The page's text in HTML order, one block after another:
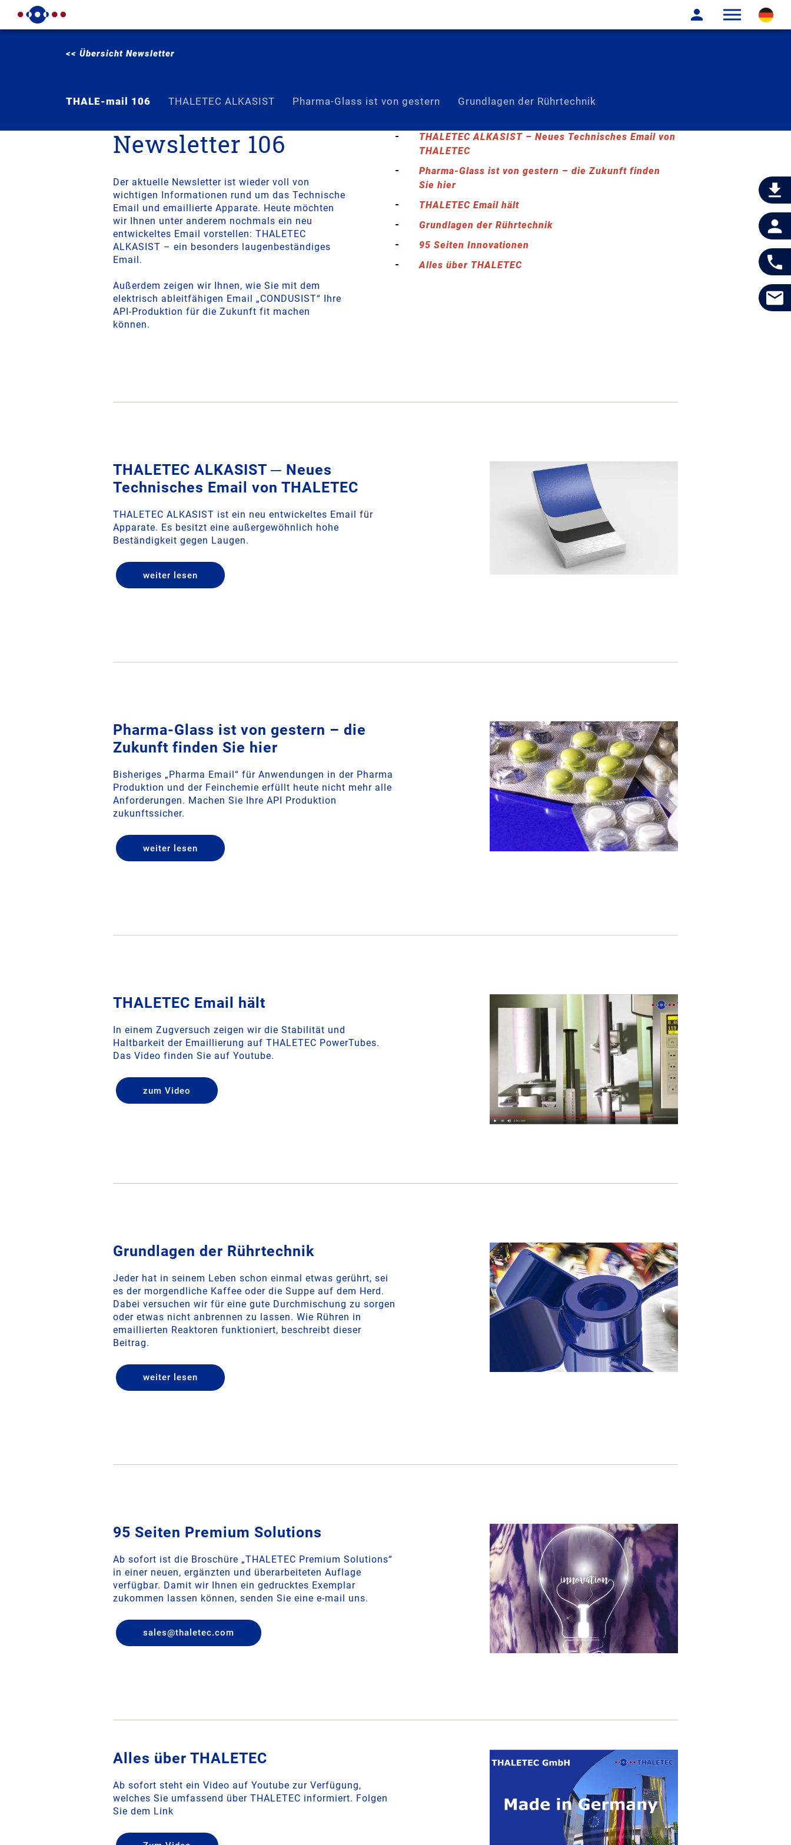
<< Übersicht Newsletter
THALE-mail 106 THALETEC ALKASIST Pharma-Glass ist von gestern Grundlagen der Rührtechnik
Newsletter 106
Der aktuelle Newsletter ist wieder voll von
wichtigen Informationen rund um das Technische
Email und emaillierte Apparate. Heute möchten
wir Ihnen unter anderem nochmals ein neu
entwickeltes Email vorstellen: THALETEC
ALKASIST – ein besonders laugenbeständiges
Email.
Außerdem zeigen wir Ihnen, wie Sie mit dem
elektrisch ableitfähigen Email „CONDUSIST“ Ihre
API-Produktion für die Zukunft fit machen
können.
THALETEC ALKASIST – Neues Technisches Email von
THALETEC
Pharma-Glass ist von gestern – die Zukunft finden
Sie hier
THALETEC Email hält
Grundlagen der Rührtechnik
95 Seiten Innovationen
Alles über THALETEC
THALETEC ALKASIST ─ Neues
Technisches Email von THALETEC
THALETEC ALKASIST ist ein neu entwickeltes Email für
Apparate. Es besitzt eine außergewöhnlich hohe
Beständigkeit gegen Laugen.
weiter lesen
­­Pharma-Glass ist von gestern – die
Zukunft finden Sie hier
Bisheriges „Pharma Email“ für Anwendungen in der Pharma
Produktion und der Feinchemie erfüllt heute nicht mehr alle
Anforderungen. Machen Sie Ihre API Produktion
zukunftssicher.
weiter lesen
­­THALETEC Email hält
In einem Zugversuch zeigen wir die Stabilität und
Haltbarkeit der Emaillierung auf THALETEC PowerTubes.
Das Video finden Sie auf Youtube.
zum Video
Grundlagen der Rührtechnik
Jeder hat in seinem Leben schon einmal etwas gerührt, sei
es der morgendliche Kaffee oder die Suppe auf dem Herd.
Dabei versuchen wir für eine gute Durchmischung zu sorgen
oder etwas nicht anbrennen zu lassen. Wie Rühren in
emaillierten Reaktoren funktioniert, beschreibt dieser
Beitrag.
weiter lesen
­95 Seiten Premium Solutions
Ab sofort ist die Broschüre „THALETEC Premium Solutions“
in einer neuen, ergänzten und überarbeiteten Auflage
verfügbar. Damit wir Ihnen ein gedrucktes Exemplar
zukommen lassen können, senden Sie eine e-mail uns.
sales@thaletec.com
­­­Alles über THALETEC
Ab sofort steht ein Video auf Youtube zur Verfügung,
welches Sie umfassend über THALETEC informiert. Folgen
Sie dem Link